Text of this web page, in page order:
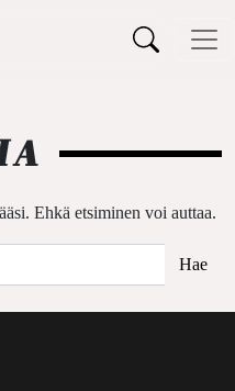
Ehkä etsiminen voi auttaa.